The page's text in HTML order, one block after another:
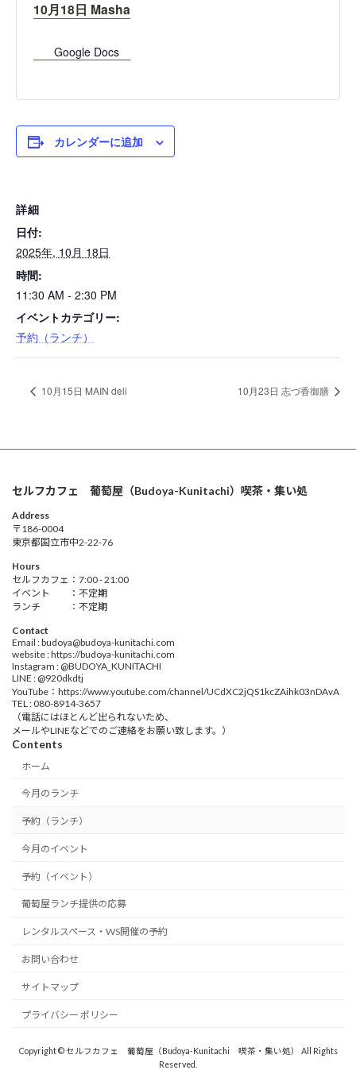
10月18日 Masha
Google Docs
カレンダーに追加
詳細
日付:
2025年, 10月 18日
時間:
11:30 AM - 2:30 PM
イベントカテゴリー:
予約（ランチ）
10月15日 MAIN deli 10月23日 志づ香御膳
セルフカフェ 葡萄屋（Budoya-Kunitachi）喫茶・集い処
Address
〒186-0004
東京都国立市中2-22-76
Hours
セルフカフェ：7:00 - 21:00
イベント ：不定期
ランチ ：不定期
Contact
Email : budoya@budoya-kunitachi.com
website : https://budoya-kunitachi.com
Instagram : @BUDOYA_KUNITACHI
LINE : @920dkdtj
YouTube：https://www.youtube.com/channel/UCdXC2jQS1kcZAihk03nDAvA
TEL : 080-8914-3657
（電話にはほとんど出られないため、
メールやLINEなどでのご連絡をお願い致します。）
Contents
ホーム
今月のランチ
予約（ランチ）
今月のイベント
予約（イベント）
葡萄屋ランチ提供の応募
レンタルスペース・WS開催の予約
お問い合わせ
サイトマップ
プライバシー ポリシー
Copyright © セルフカフェ 葡萄屋（Budoya-Kunitachi 喫茶・集い処） All Rights
Reserved.